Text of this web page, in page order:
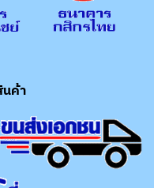
นค้า